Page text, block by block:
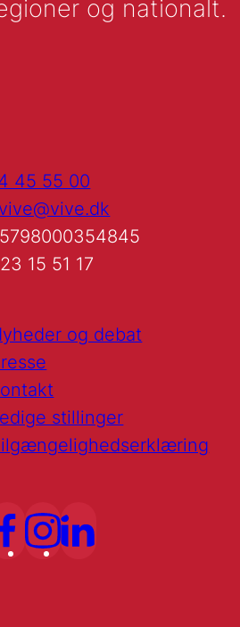
og nationalt.
45 55 00
15 51 17
og debat
stillinger